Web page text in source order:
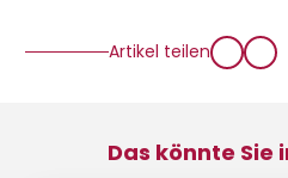
Artikel teilen
Das könnte Sie